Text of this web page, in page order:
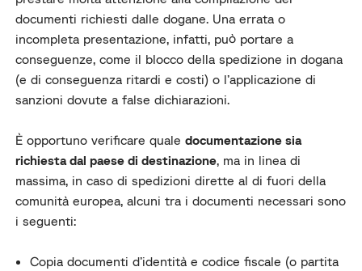
documenti richiesti dalle dogane. Una errata o
incompleta presentazione, infatti, può portare a
conseguenze, come il blocco della spedizione in dogana
(e di conseguenza ritardi e costi) o l’applicazione di
sanzioni dovute a false dichiarazioni.
È opportuno verificare qualedocumentazione sia
richiesta dal paese di destinazione, ma in linea di
massima, in caso di spedizioni dirette al di fuori della
comunità europea, alcuni tra i documenti necessari sono
i seguenti:
Copia documenti d’identità e codice fiscale (o partita